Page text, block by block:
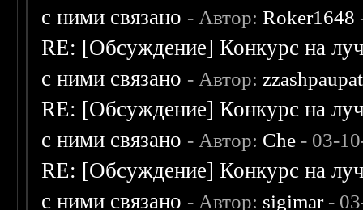
с ними связано - Автор:Roker1648
RE: [Обсуждение] Конкурс на
с ними связано - Автор: zzashpaupat
RE: [Обсуждение] Конкурс на
с ними связано - Автор: Che - 03-
RE: [Обсуждение] Конкурс на
с ними связано - Автор: sigimar-